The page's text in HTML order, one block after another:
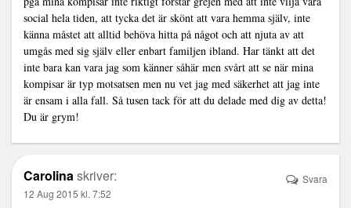
social hela tiden, att tycka det är skönt att vara hemma själv, inte
känna måstet att alltid behöva hitta på något och att njuta av att
umgås med sig själv eller enbart familjen ibland. Har tänkt att det
inte bara kan vara jag som känner såhär men svårt att se när mina
kompisar är typ motsatsen men nu vet jag med säkerhet att jag inte
är ensam i alla fall. Så tusen tack för att du delade med dig av detta!
Du är grym!
Carolinaskriver:
12 Aug 2015 kl. 7:52
Svara